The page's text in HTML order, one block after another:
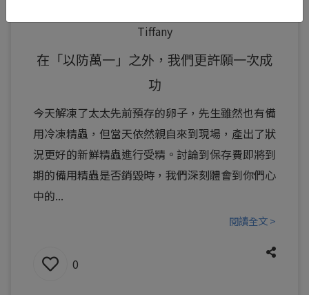
Tiffany
在「以防萬一」之外，我們更許願一次成
功
今天解凍了太太先前預存的卵子，先生雖然也有備
用冷凍精蟲，但當天依然親自來到現場，產出了狀
況更好的新鮮精蟲進行受精。討論到保存費即將到
期的備用精蟲是否銷毀時，我們深刻體會到你們心
中的...
閱讀全文 >
0